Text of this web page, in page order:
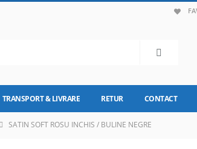
TRANSPORT & LIVRARE RETUR CONTACT
SATIN SOFT ROSU INCHIS / BULINE NEGRE